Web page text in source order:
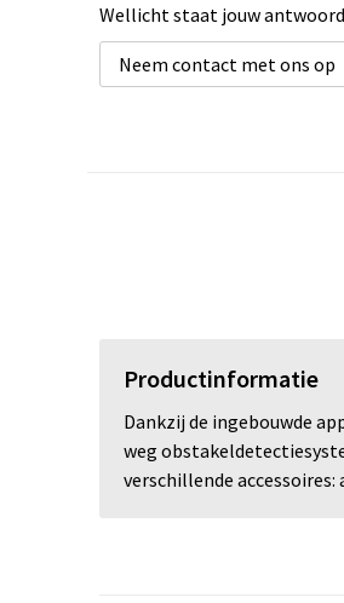
Wellicht staat jouw
Neem contact met ons op
Productinformatie
Dankzij de ingebouwde
weg
verschillende